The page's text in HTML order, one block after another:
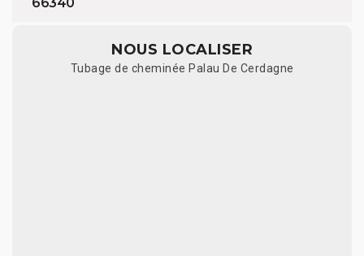
NOUS LOCALISER
Tubage de cheminée Palau De Cerdagne